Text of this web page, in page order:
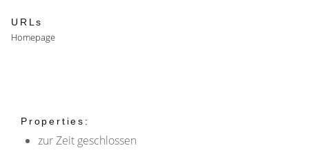
URLs
Homepage
Properties:
zur Zeit geschlossen